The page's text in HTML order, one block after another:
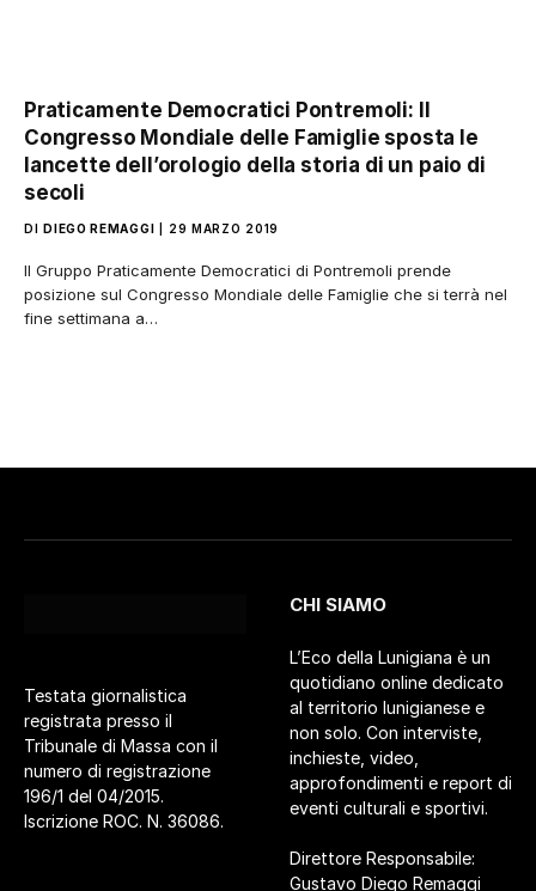
Praticamente Democratici Pontremoli: Il
Congresso Mondiale delle Famiglie sposta le
lancette dell’orologio della storia di un paio di
secoli
DI DIEGO REMAGGI 29 MARZO 2019
Il Gruppo Praticamente Democratici di Pontremoli prende
posizione sul Congresso Mondiale delle Famiglie che si terrà nel
fine settimana a…
Testata giornalistica
registrata presso il
Tribunale di Massa con il
numero di registrazione
196/1 del 04/2015.
Iscrizione ROC. N. 36086.
CHI SIAMO
L’Eco della Lunigiana è un
quotidiano online dedicato
al territorio lunigianese e
non solo. Con interviste,
inchieste, video,
approfondimenti e report di
eventi culturali e sportivi.
Direttore Responsabile:
Gustavo Diego Remaggi